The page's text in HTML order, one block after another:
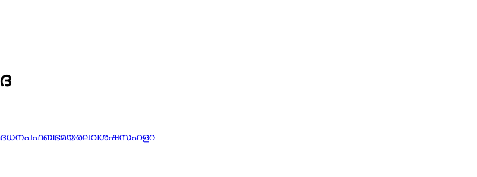
ദധനപഫബഭമയരലവശഷസഹളറ